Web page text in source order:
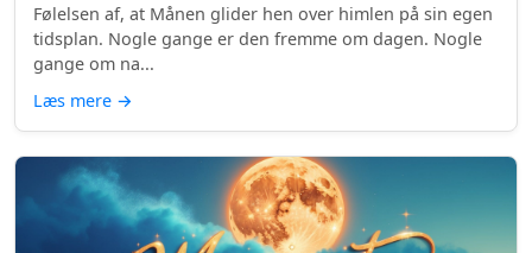
Følelsen af, at Månen glider hen over himlen på sin egen
tidsplan. Nogle gange er den fremme om dagen. Nogle
gange om na...
Læs mere →